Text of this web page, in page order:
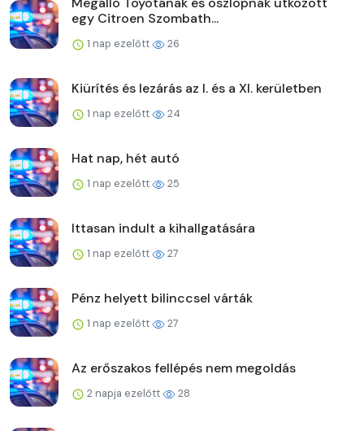
egy Citroen Szombath...
1 nap ezelőtt 26
Kiürítés és lezárás az I. és a XI. kerületben
1 nap ezelőtt 24
Hat nap, hét autó
1 nap ezelőtt 25
Ittasan indult a kihallgatására
1 nap ezelőtt 27
Pénz helyett bilinccsel várták
1 nap ezelőtt 27
Az erőszakos fellépés nem megoldás
2 napja ezelőtt 28